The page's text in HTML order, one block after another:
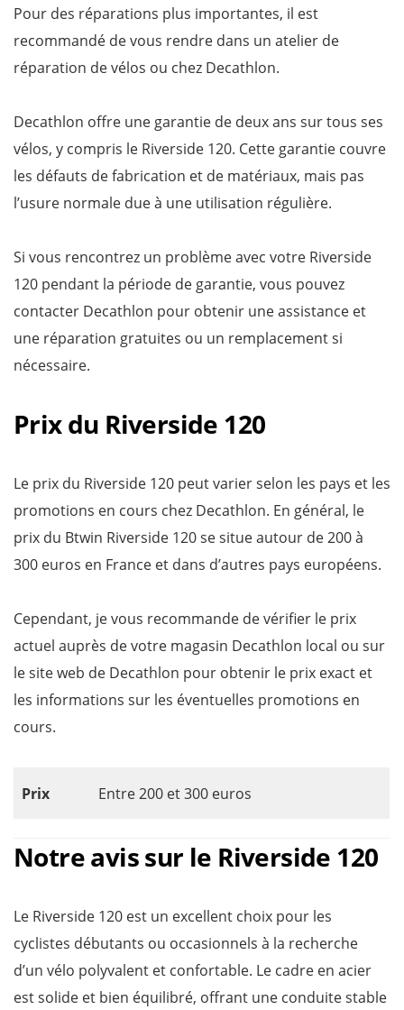
Pour des réparations plus importantes, il est
recommandé de vous rendre dans un atelier de
réparation de vélos ou chez Decathlon.
Decathlon offre une garantie de deux ans sur tous ses
vélos, y compris le Riverside 120. Cette garantie couvre
les défauts de fabrication et de matériaux, mais pas
l’usure normale due à une utilisation régulière.
Si vous rencontrez un problème avec votre Riverside
120 pendant la période de garantie, vous pouvez
contacter Decathlon pour obtenir une assistance et
une réparation gratuites ou un remplacement si
nécessaire.
Prix du Riverside 120
Le prix du Riverside 120 peut varier selon les pays et les
promotions en cours chez Decathlon. En général, le
prix du Btwin Riverside 120 se situe autour de 200 à
300 euros en France et dans d’autres pays européens.
Cependant, je vous recommande de vérifier le prix
actuel auprès de votre magasin Decathlon local ou sur
le site web de Decathlon pour obtenir le prix exact et
les informations sur les éventuelles promotions en
cours.
Prix Entre 200 et 300 euros
Notre avis sur le Riverside 120
Le Riverside 120 est un excellent choix pour les
cyclistes débutants ou occasionnels à la recherche
d’un vélo polyvalent et confortable. Le cadre en acier
est solide et bien équilibré, offrant une conduite stable